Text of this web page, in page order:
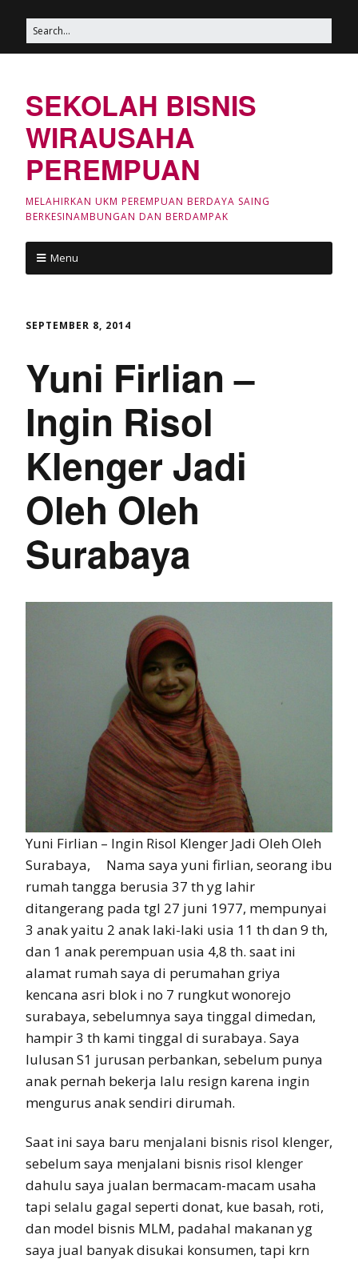
SEKOLAH BISNIS
WIRAUSAHA
PEREMPUAN
MELAHIRKAN UKM PEREMPUAN BERDAYA SAING
BERKESINAMBUNGAN DAN BERDAMPAK
Menu
SEPTEMBER 8, 2014
Yuni Firlian –
Ingin Risol
Klenger Jadi
Oleh Oleh
Surabaya
Yuni Firlian – Ingin Risol Klenger Jadi Oleh Oleh
Surabaya, Nama saya yuni firlian, seorang ibu
rumah tangga berusia 37 th yg lahir
ditangerang pada tgl 27 juni 1977, mempunyai
3 anak yaitu 2 anak laki-laki usia 11 th dan 9 th,
dan 1 anak perempuan usia 4,8 th. saat ini
alamat rumah saya di perumahan griya
kencana asri blok i no 7 rungkut wonorejo
surabaya, sebelumnya saya tinggal dimedan,
hampir 3 th kami tinggal di surabaya. Saya
lulusan S1 jurusan perbankan, sebelum punya
anak pernah bekerja lalu resign karena ingin
mengurus anak sendiri dirumah.
Saat ini saya baru menjalani bisnis risol klenger,
sebelum saya menjalani bisnis risol klenger
dahulu saya jualan bermacam-macam usaha
tapi selalu gagal seperti donat, kue basah, roti,
dan model bisnis MLM, padahal makanan yg
saya jual banyak disukai konsumen, tapi krn